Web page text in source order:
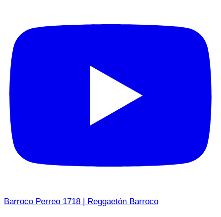
Barroco Perreo 1718 | Reggaetón Barroco